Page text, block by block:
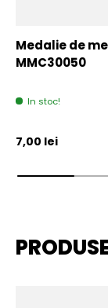
Medalie de
MMC30050
In stoc!
Pret initial
7,00 lei